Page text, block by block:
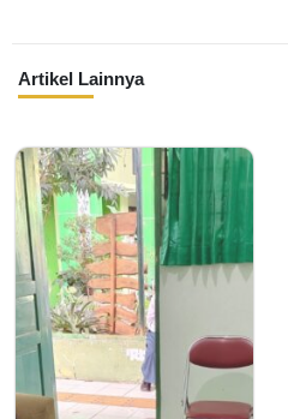
Artikel Lainnya